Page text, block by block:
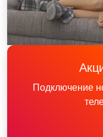
Подключение